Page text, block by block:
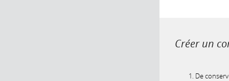
Créer un
De